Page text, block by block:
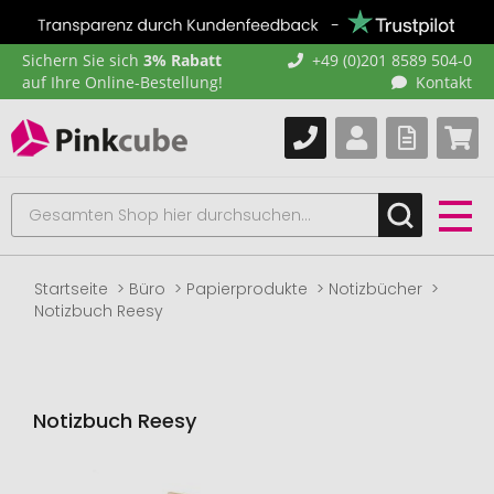
Sichern Sie sich 3% Rabatt
auf Ihre Online-Bestellung!
+49 (0)201 8589 504-0
Kontakt
Startseite Büro Papierprodukte
Notizbücher
Notizbuch Reesy
Notizbuch Reesy